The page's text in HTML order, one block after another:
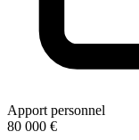
Apport personnel
80 000 €